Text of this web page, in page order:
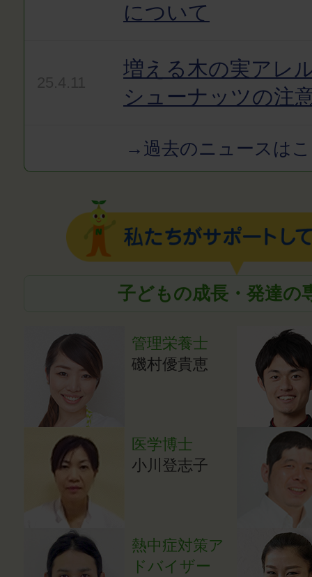
について
増える木の実アレ
シューナッツの注
→過去のニュースは
子どもの成長・発達の
管理栄養士
磯村優貴恵
医学博士
小川登志子
熱中症対策ア
ドバイザー